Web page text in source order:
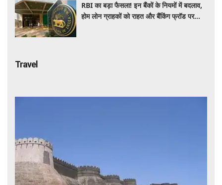
RBI का बड़ा फैसला! इन बैंकों के नियमों में बदलाव,
होम लोन ग्राहकों को राहत और बैंकिंग फ्रॉड पर
Travel